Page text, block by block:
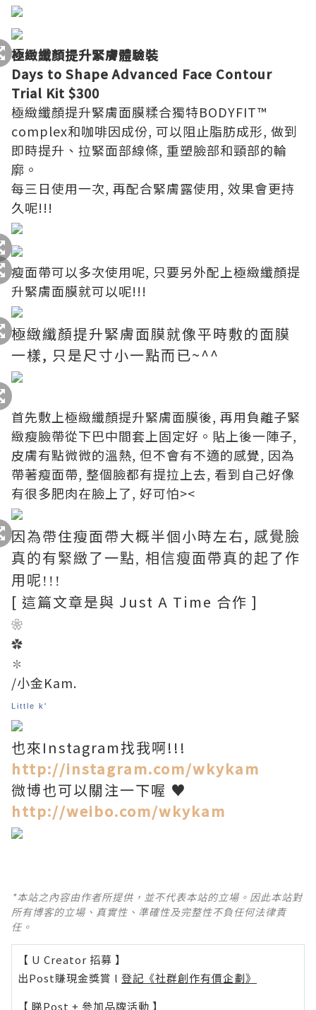
極緻纖顏提升緊膚體驗裝
Days to Shape Advanced Face Contour
Trial Kit $300
極緻纖顏提升緊膚面膜糅合獨特BODYFIT™
complex和咖啡因成份, 可以阻止脂肪成形, 做到
即時提升、拉緊面部線條, 重塑臉部和頸部的輪
廓。
每三日使用一次, 再配合緊膚露使用, 效果會更持
久呢!!!
瘦面帶可以多次使用呢, 只要另外配上極緻纖顏提
升緊膚面膜就可以呢!!!
極緻纖顏提升緊膚面膜就像平時敷的面膜
一樣, 只是尺寸小一點而已~^^
首先敷上極緻纖顏提升緊膚面膜後, 再用負離子緊
緻瘦臉帶從下巴中間套上固定好。貼上後一陣子,
皮膚有點微微的溫熱, 但不會有不適的感覺, 因為
帶著瘦面帶, 整個臉都有提拉上去, 看到自己好像
有很多肥肉在臉上了, 好可怕><
因為帶住瘦面帶大概半個小時左右, 感覺臉
真的有緊緻了一點, 相信瘦面帶真的起了作
用呢 !!!
[ 這篇文章是與 Just A Time 合作 ]
❀
✿
✽
/小金Kam.
Little k'
也來Instagram找我啊!!!
http://instagram.com/wkykam
微博也可以關注一下喔 ♥
http://weibo.com/wkykam
*本站之內容由作者所提供，並不代表本站的立場。因此本站對
所有博客的立場、真實性、準確性及完整性不負任何法律責
任。
【 U Creator 招募 】
出Post賺現金獎賞 l 登記《社群創作有價企劃》
【 睇Post + 參加品牌活動 】